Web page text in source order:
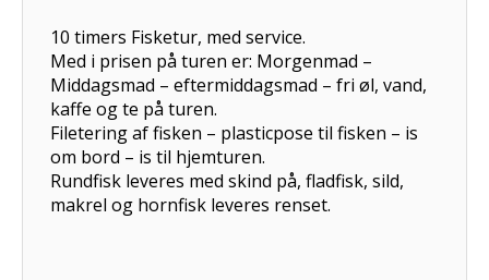
10 timers Fisketur, med service.
Med i prisen på turen er: Morgenmad –
Middagsmad – eftermiddagsmad – fri øl, vand,
kaffe og te på turen.
Filetering af fisken – plasticpose til fisken – is
om bord – is til hjemturen.
Rundfisk leveres med skind på, fladfisk, sild,
makrel og hornfisk leveres renset.